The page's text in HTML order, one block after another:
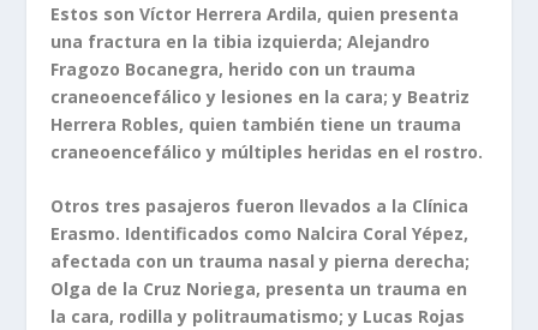
Estos son Víctor Herrera Ardila, quien presenta
una fractura en la tibia izquierda; Alejandro
Fragozo Bocanegra, herido con un trauma
craneoencefálico y lesiones en la cara; y Beatriz
Herrera Robles, quien también tiene un trauma
craneoencefálico y múltiples heridas en el rostro.
Otros tres pasajeros fueron llevados a la Clínica
Erasmo. Identificados como Nalcira Coral Yépez,
afectada con un trauma nasal y pierna derecha;
Olga de la Cruz Noriega, presenta un trauma en
la cara, rodilla y politraumatismo; y Lucas Rojas